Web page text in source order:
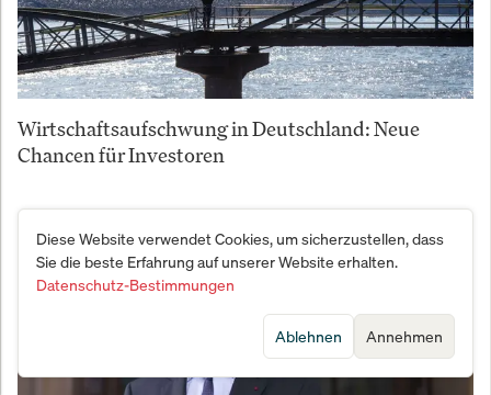
Wirtschaftsaufschwung in Deutschland: Neue
Chancen für Investoren
Diese Website verwendet Cookies, um sicherzustellen, dass
Sie die beste Erfahrung auf unserer Website erhalten.
Datenschutz-Bestimmungen
Annehmen
Ablehnen